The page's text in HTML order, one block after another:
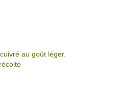
au goût léger.